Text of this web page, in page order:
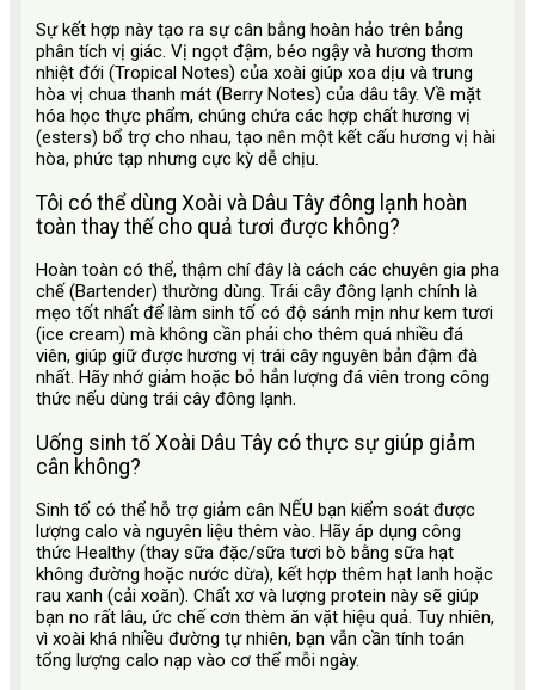
Sự kết hợp này tạo ra sự cân bằng hoàn hảo trên bảng
phân tích vị giác. Vị ngọt đậm, béo ngậy và hương thơm
nhiệt đới (Tropical Notes) của xoài giúp xoa dịu và trung
hòa vị chua thanh mát (Berry Notes) của dâu tây. Về mặt
hóa học thực phẩm, chúng chứa các hợp chất hương vị
(esters) bổ trợ cho nhau, tạo nên một kết cấu hương vị hài
hòa, phức tạp nhưng cực kỳ dễ chịu.
Tôi có thể dùng Xoài và Dâu Tây đông lạnh hoàn
toàn thay thế cho quả tươi được không?
Hoàn toàn có thể, thậm chí đây là cách các chuyên gia pha
chế (Bartender) thường dùng. Trái cây đông lạnh chính là
mẹo tốt nhất để làm sinh tố có độ sánh mịn như kem tươi
(ice cream) mà không cần phải cho thêm quá nhiều đá
viên, giúp giữ được hương vị trái cây nguyên bản đậm đà
nhất. Hãy nhớ giảm hoặc bỏ hẳn lượng đá viên trong công
thức nếu dùng trái cây đông lạnh.
Uống sinh tố Xoài Dâu Tây có thực sự giúp giảm
cân không?
Sinh tố có thể hỗ trợ giảm cân NẾU bạn kiểm soát được
lượng calo và nguyên liệu thêm vào. Hãy áp dụng công
thức Healthy (thay sữa đặc/sữa tươi bò bằng sữa hạt
không đường hoặc nước dừa), kết hợp thêm hạt lanh hoặc
rau xanh (cải xoăn). Chất xơ và lượng protein này sẽ giúp
bạn no rất lâu, ức chế cơn thèm ăn vặt hiệu quả. Tuy nhiên,
vì xoài khá nhiều đường tự nhiên, bạn vẫn cần tính toán
tổng lượng calo nạp vào cơ thể mỗi ngày.